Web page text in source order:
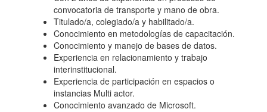
convocatoria de transporte y mano de obra.
Titulado/a, colegiado/a y habilitado/a.
Conocimiento en metodologías de capacitación.
Conocimiento y manejo de bases de datos.
Experiencia en relacionamiento y trabajo
interinstitucional.
Experiencia de participación en espacios o
instancias Multi actor.
Conocimiento avanzado de Microsoft.